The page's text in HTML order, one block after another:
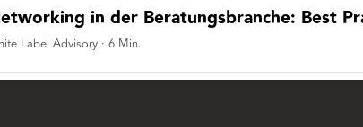
in der Beratungsbranche: Best
Label Advisory · 6 Min.